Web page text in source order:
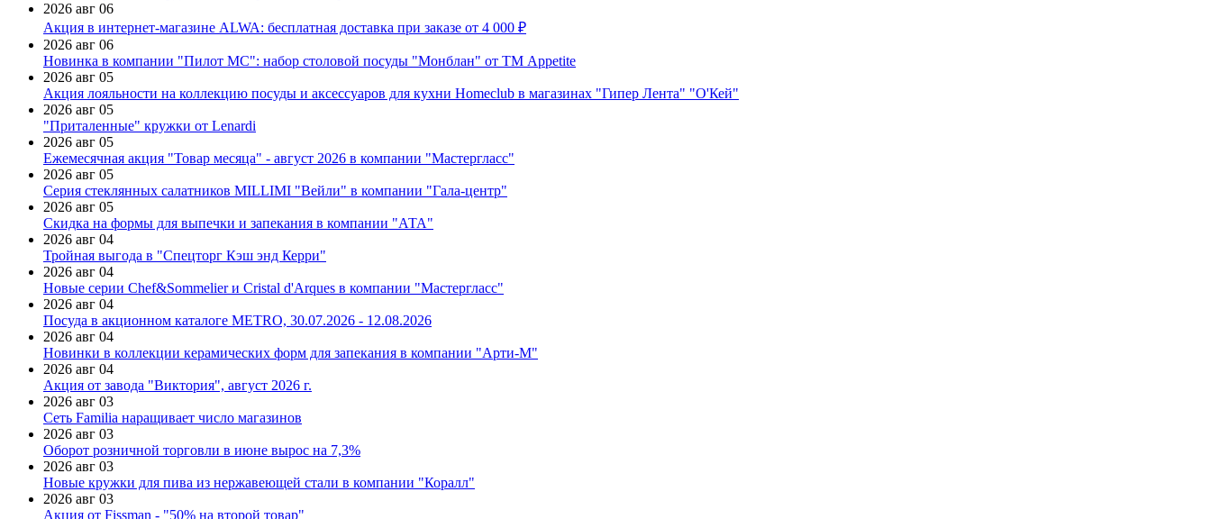
2026 авг 06
Акция в интернет-магазине ALWA: бесплатная доставка при заказе от 4 000 ₽
2026 авг 06
Новинка в компании "Пилот МС": набор столовой посуды "Монблан" от ТМ Appetite
2026 авг 05
Акция лояльности на коллекцию посуды и аксессуаров для кухни Homeclub в магазинах "Гипер Лента" "О'Кей"
2026 авг 05
"Приталенные" кружки от Lenardi
2026 авг 05
Ежемесячная акция "Товар месяца" - август 2026 в компании "Мастергласс"
2026 авг 05
Серия стеклянных салатников MILLIMI "Вейли" в компании "Гала-центр"
2026 авг 05
Скидка на формы для выпечки и запекания в компании "АТА"
2026 авг 04
Тройная выгода в "Спецторг Кэш энд Керри"
2026 авг 04
Новые серии Chef&Sommelier и Cristal d'Arques в компании "Мастергласс"
2026 авг 04
Посуда в акционном каталоге METRO, 30.07.2026 - 12.08.2026
2026 авг 04
Новинки в коллекции керамических форм для запекания в компании "Арти-М"
2026 авг 04
Акция от завода "Виктория", август 2026 г.
2026 авг 03
Сеть Familia наращивает число магазинов
2026 авг 03
Оборот розничной торговли в июне вырос на 7,3%
2026 авг 03
Новые кружки для пива из нержавеющей стали в компании "Коралл"
2026 авг 03
Акция от Fissman - "50% на второй товар"